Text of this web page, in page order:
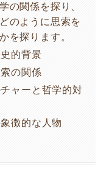
の関係を探り、
のように思索を
を探ります。
的背景
の関係
ャーと哲学的対
徴的な人物